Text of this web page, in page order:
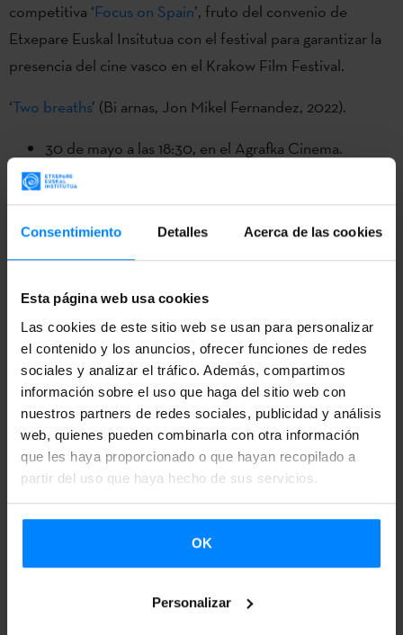
Consentimiento Detalles Acerca de las cookies
Esta página web usa cookies
Las cookies de este sitio web se usan para personalizar
el contenido y los anuncios, ofrecer funciones de redes
sociales y analizar el tráfico. Además, compartimos
información sobre el uso que haga del sitio web con
nuestros partners de redes sociales, publicidad y análisis
web, quienes pueden combinarla con otra información
que les haya proporcionado o que hayan recopilado a
partir del uso que haya hecho de sus servicios.
OK
Personalizar
competitiva ‘Focus on Spain’, fruto del convenio de
Etxepare Euskal Insitutua con el festival para garantizar la
presencia del cine vasco en el Krakow Film Festival.
‘Two breaths’ (Bi arnas, Jon Mikel Fernandez, 2022).
30 de mayo a las 18:30, en el Agrafka Cinema.
2 de junio a las 16:00, en el Agrafka Cinema Después
de la proyección, se ofrecerá un coloquio.
El Drogas’ (Natxo Leuza, 2022).
1 de junio a las 18:30, en el Pod Baranami Cinema.
Después de la proyección, se ofrecerá un coloquio.
Basque. Audiovisual.CEDOC Market azokan egongo da,
Krakow Film Festival dela eta, Krakovian egingo den
sormenezko dokumentalen koprodukzio topaketan.
Maiatzaren 31tik ekainaren 3ra bitartean burutuko da eta
ICAAk bi euskal proiektu aukeratu ditu ‘Co-production
meeting’ ekimenean parte hartzeko. Alde batetik, Balea
Media ekoiztetxeko Iñigo Lezertua ´Beloki, father and son
´ proiektuarekin bertaratuko da, eta, bestetik, Kanaki
Filmseko Amaia Remirez García, ´Vréco: Sarajevo – New